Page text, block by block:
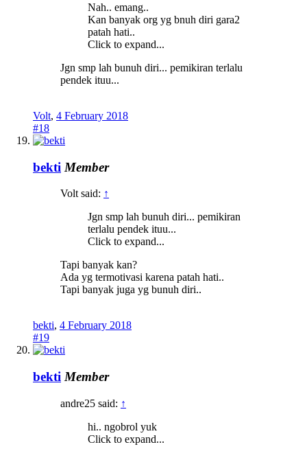
Nah.. emang..
Kan banyak org yg bnuh diri gara2
patah hati..
Click to expand...
Jgn smp lah bunuh diri... pemikiran terlalu
pendek ituu...
Volt, 4 February 2018
#18
bekti Member
Volt said: ↑
Jgn smp lah bunuh diri... pemikiran
terlalu pendek ituu...
Click to expand...
Tapi banyak kan?
Ada yg termotivasi karena patah hati..
Tapi banyak juga yg bunuh diri..
bekti, 4 February 2018
#19
bekti Member
andre25 said: ↑
hi.. ngobrol yuk
Click to expand...